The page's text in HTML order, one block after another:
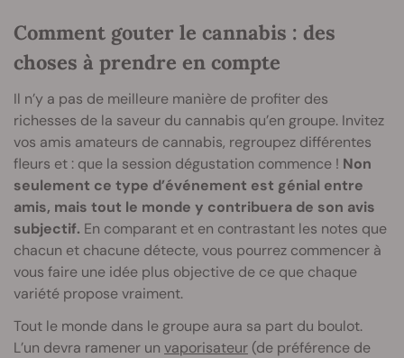
Comment gouter le cannabis : des
choses à prendre en compte
Il n’y a pas de meilleure manière de profiter des
richesses de la saveur du cannabis qu’en groupe. Invitez
vos amis amateurs de cannabis, regroupez différentes
fleurs et : que la session dégustation commence ! Non
seulement ce type d’événement est génial entre
amis, mais tout le monde y contribuera de son avis
subjectif. En comparant et en contrastant les notes que
chacun et chacune détecte, vous pourrez commencer à
vous faire une idée plus objective de ce que chaque
variété propose vraiment.
Tout le monde dans le groupe aura sa part du boulot.
L’un devra ramener un vaporisateur (de préférence de